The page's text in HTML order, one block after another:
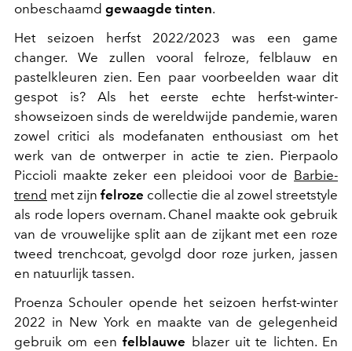
onbeschaamd gewaagde tinten.
Het seizoen herfst 2022/2023 was een game
changer. We zullen vooral felroze, felblauw en
pastelkleuren zien. Een paar voorbeelden waar dit
gespot is? Als het eerste echte herfst-winter-
showseizoen sinds de wereldwijde pandemie, waren
zowel critici als modefanaten enthousiast om het
werk van de ontwerper in actie te zien. Pierpaolo
Piccioli maakte zeker een pleidooi voor de Barbie-
trend met zijn felroze collectie die al zowel streetstyle
als rode lopers overnam. Chanel maakte ook gebruik
van de vrouwelijke split aan de zijkant met een roze
tweed trenchcoat, gevolgd door roze jurken, jassen
en natuurlijk tassen.
Proenza Schouler opende het seizoen herfst-winter
2022 in New York en maakte van de gelegenheid
gebruik om eenfelblauwe blazer uit te lichten. En